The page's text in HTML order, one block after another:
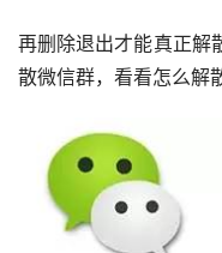
再删除退出才能真正解
散微信群，看看怎么解